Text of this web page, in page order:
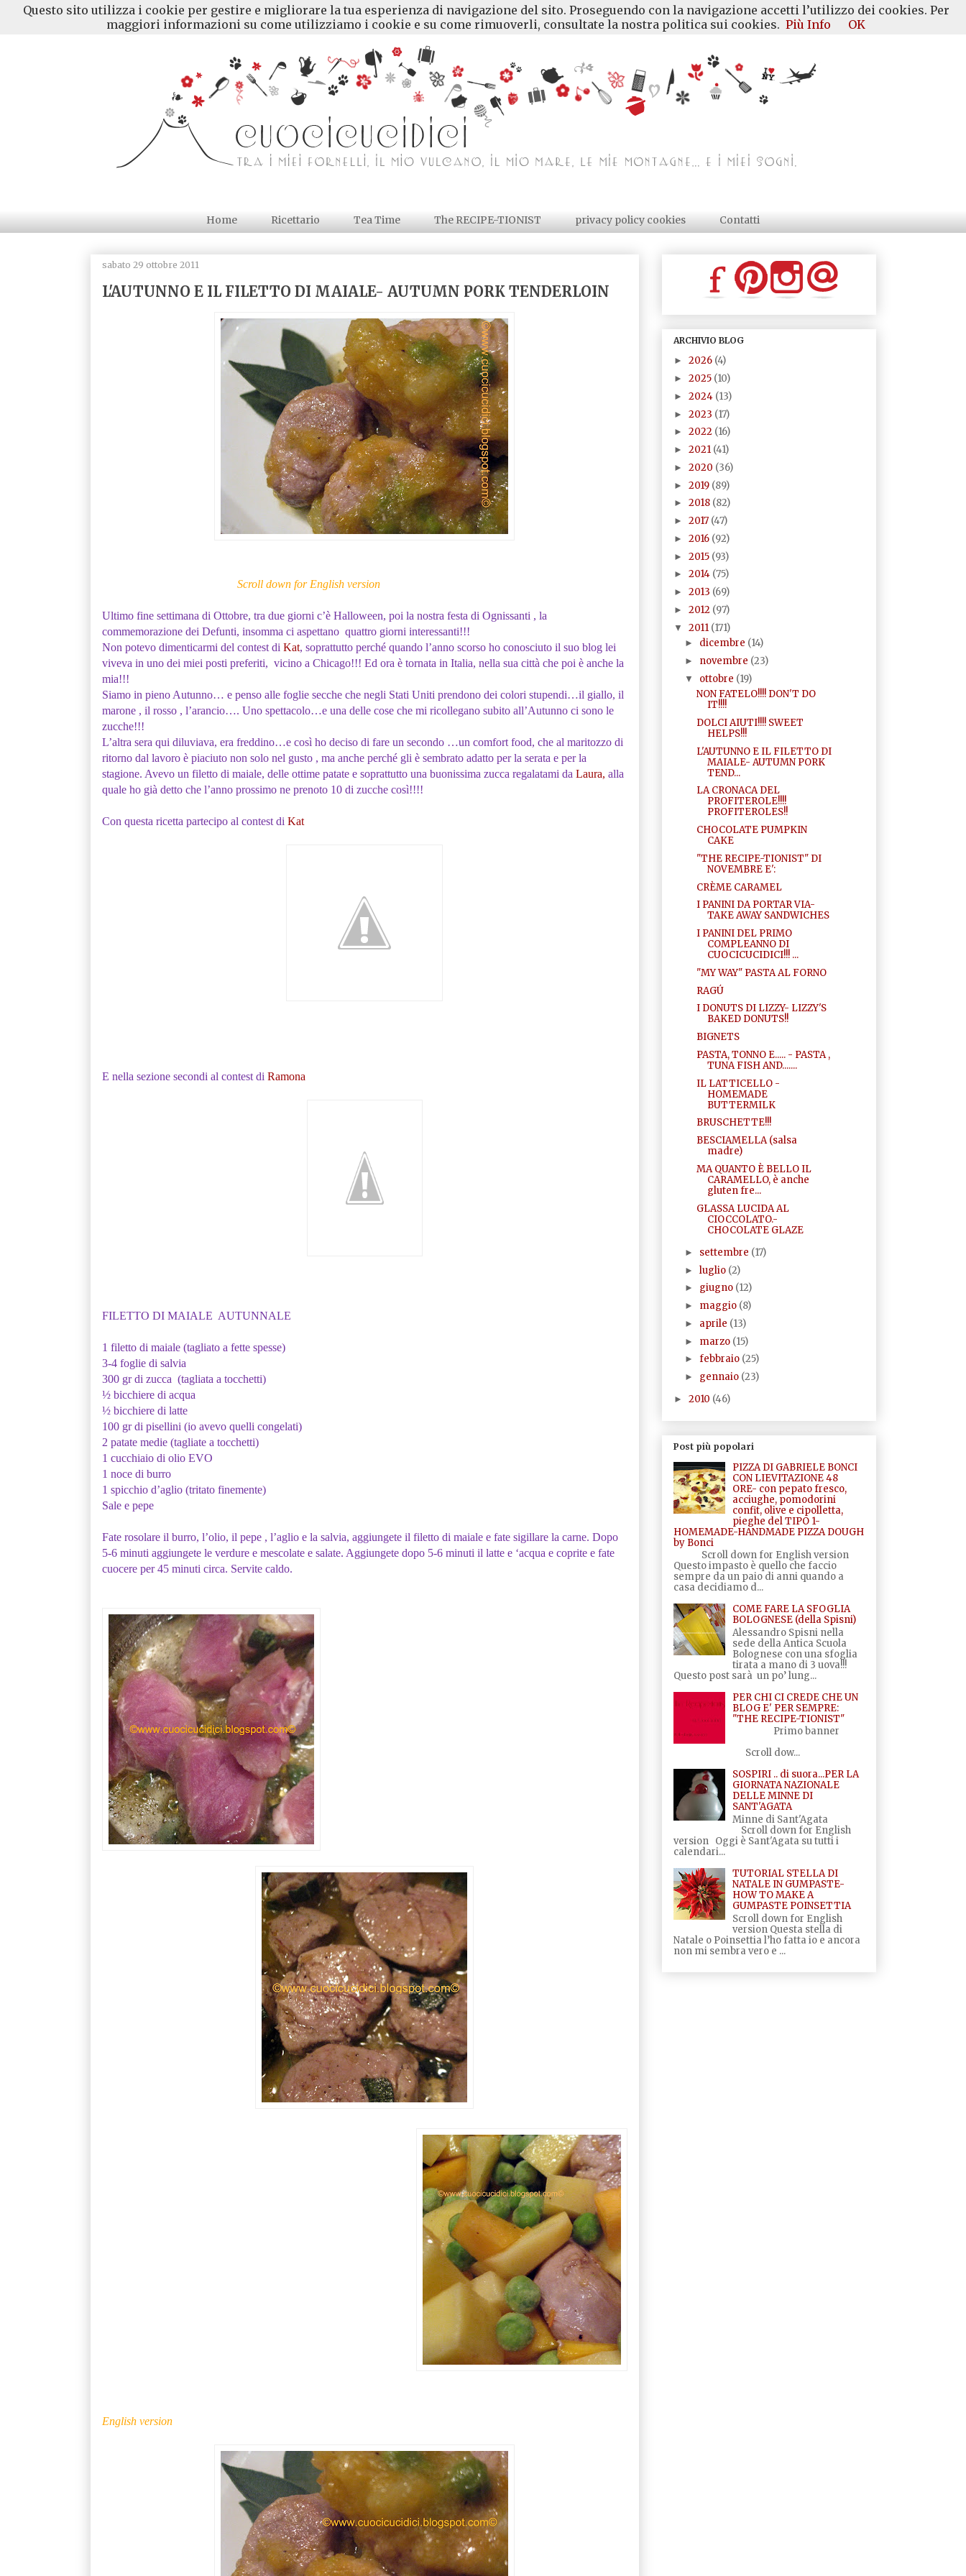
Home Ricettario Tea Time The RECIPE-TIONIST privacy policy cookies Contatti
sabato 29 ottobre 2011
L'AUTUNNO E IL FILETTO DI MAIALE- AUTUMN PORK TENDERLOIN
Scroll down for English version
Ultimo fine settimana di Ottobre, tra due giorni c’è Halloween, poi la nostra festa di Ognissanti , la
commemorazione dei Defunti, insomma ci aspettano quattro giorni interessanti!!!
Non potevo dimenticarmi del contest di Kat, soprattutto perché quando l’anno scorso ho conosciuto il suo blog lei
viveva in uno dei miei posti preferiti, vicino a Chicago!!! Ed ora è tornata in Italia, nella sua città che poi è anche la
mia!!!
Siamo in pieno Autunno… e penso alle foglie secche che negli Stati Uniti prendono dei colori stupendi…il giallo, il
marone , il rosso , l’arancio…. Uno spettacolo…e una delle cose che mi ricollegano subito all’Autunno ci sono le
zucche!!!
L’altra sera qui diluviava, era freddino…e così ho deciso di fare un secondo …un comfort food, che al maritozzo di
ritorno dal lavoro è piaciuto non solo nel gusto , ma anche perché gli è sembrato adatto per la serata e per la
stagione. Avevo un filetto di maiale, delle ottime patate e soprattutto una buonissima zucca regalatami da Laura, alla
quale ho già detto che l’anno prossimo ne prenoto 10 di zucche così!!!!
Con questa ricetta partecipo al contest di Kat
E nella sezione secondi al contest di Ramona
FILETTO DI MAIALE AUTUNNALE
1 filetto di maiale (tagliato a fette spesse)
3-4 foglie di salvia
300 gr di zucca (tagliata a tocchetti)
½ bicchiere di acqua
½ bicchiere di latte
100 gr di pisellini (io avevo quelli congelati)
2 patate medie (tagliate a tocchetti)
1 cucchiaio di olio EVO
1 noce di burro
1 spicchio d’aglio (tritato finemente)
Sale e pepe
Fate rosolare il burro, l’olio, il pepe , l’aglio e la salvia, aggiungete il filetto di maiale e fate sigillare la carne. Dopo
5-6 minuti aggiungete le verdure e mescolate e salate. Aggiungete dopo 5-6 minuti il latte e ‘acqua e coprite e fate
cuocere per 45 minuti circa. Servite caldo.
English version
ARCHIVIO BLOG
► 2026 (4)
► 2025 (10)
► 2024 (13)
► 2023 (17)
► 2022 (16)
► 2021 (41)
► 2020 (36)
► 2019 (89)
► 2018 (82)
► 2017 (47)
► 2016 (92)
► 2015 (93)
► 2014 (75)
► 2013 (69)
► 2012 (97)
▼ 2011 (171)
► dicembre (14)
► novembre (23)
▼ ottobre (19)
NON FATELO!!!! DON'T DO
IT!!!!
DOLCI AIUTI!!!! SWEET
HELPS!!!
L'AUTUNNO E IL FILETTO DI
MAIALE- AUTUMN PORK
TEND...
LA CRONACA DEL
PROFITEROLE!!!!
PROFITEROLES!!
CHOCOLATE PUMPKIN
CAKE
"THE RECIPE-TIONIST" DI
NOVEMBRE E':
CRÈME CARAMEL
I PANINI DA PORTAR VIA-
TAKE AWAY SANDWICHES
I PANINI DEL PRIMO
COMPLEANNO DI
CUOCICUCIDICI!!! ...
"MY WAY" PASTA AL FORNO
RAGÚ
I DONUTS DI LIZZY- LIZZY'S
BAKED DONUTS!!
BIGNETS
PASTA, TONNO E..... - PASTA ,
TUNA FISH AND.......
IL LATTICELLO -
HOMEMADE
BUTTERMILK
BRUSCHETTE!!!
BESCIAMELLA (salsa
madre)
MA QUANTO È BELLO IL
CARAMELLO, è anche
gluten fre...
GLASSA LUCIDA AL
CIOCCOLATO.-
CHOCOLATE GLAZE
► settembre (17)
►luglio (2)
► giugno (12)
► maggio (8)
► aprile (13)
► marzo (15)
►febbraio (25)
► gennaio (23)
► 2010 (46)
Post più popolari
PIZZA DI GABRIELE BONCI
CON LIEVITAZIONE 48
ORE- con pepato fresco,
acciughe, pomodorini
confit, olive e cipolletta,
pieghe del TIPO 1-
HOMEMADE-HANDMADE PIZZA DOUGH
by Bonci
Scroll down for English version
Questo impasto è quello che faccio
sempre da un paio di anni quando a
casa decidiamo d...
COME FARE LA SFOGLIA
BOLOGNESE (della Spisni)
Alessandro Spisni nella
sede della Antica Scuola
Bolognese con una sfoglia
tirata a mano di 3 uova!!!
Questo post sarà un po’ lung...
PER CHI CI CREDE CHE UN
BLOG E' PER SEMPRE:
"THE RECIPE-TIONIST"
Primo banner
Scroll dow...
SOSPIRI .. di suora...PER LA
GIORNATA NAZIONALE
DELLE MINNE DI
SANT'AGATA
Minne di Sant'Agata
Scroll down for English
version Oggi è Sant'Agata su tutti i
calendari...
TUTORIAL STELLA DI
NATALE IN GUMPASTE-
HOW TO MAKE A
GUMPASTE POINSETTIA
Scroll down for English
version Questa stella di
Natale o Poinsettia l’ho fatta io e ancora
non mi sembra vero e ...
Questo sito utilizza i cookie per gestire e migliorare la tua esperienza di navigazione del sito. Proseguendo con la navigazione accetti l’utilizzo dei cookies. Per
maggiori informazioni su come utilizziamo i cookie e su come rimuoverli, consultate la nostra politica sui cookies. Più Info OK